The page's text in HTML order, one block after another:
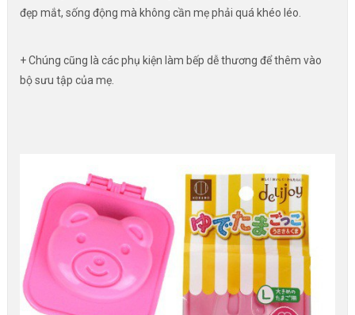
đẹp mắt, sống động mà không cần mẹ phải quá khéo léo.
+ Chúng cũng là các phụ kiện làm bếp dễ thương để thêm vào
bộ sưu tập của mẹ.